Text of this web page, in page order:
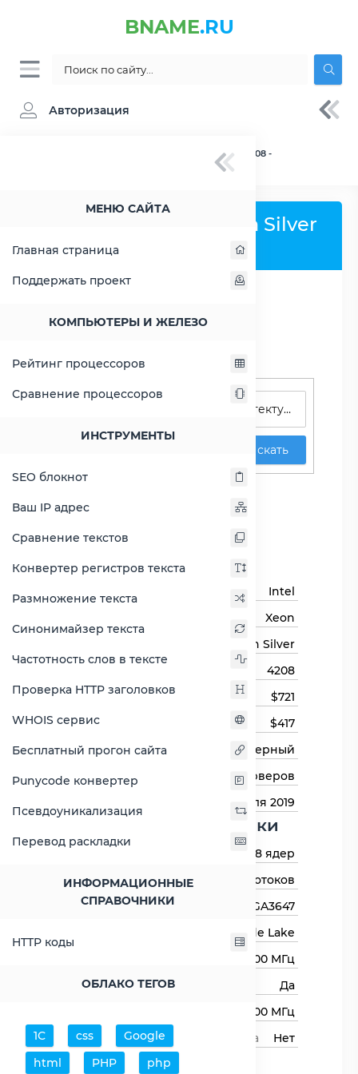
BNAME.RU
Авторизация
МЕНЮ САЙТА
Главная страница
Поддержать проект
КОМПЬЮТЕРЫ И ЖЕЛЕЗО
Рейтинг процессоров
Сравнение процессоров
ИНСТРУМЕНТЫ
SEO блокнот
Ваш IP адрес
Сравнение текстов
Конвертер регистров текста
Размножение текста
Синонимайзер текста
Частотность слов в тексте
Проверка HTTP заголовков
WHOIS сервис
Бесплатный прогон сайта
Punycode конвертер
Псевдоуникализация
Перевод раскладки
ИНФОРМАЦИОННЫЕ
СПРАВОЧНИКИ
HTTP коды
ОБЛАКО ТЕГОВ
1С css
Google
html
PHP
php
» Процессор Intel Xeon Silver 4208 -
Процессор Intel Xeon Silver
Искать
Xeon Silver 4208
Основная информация
Intel
Xeon
Xeon Silver
4208
Цена
$721
Цена на момент выхода
$417
Тип процессора
Серверный
Назначение
Для серверов
2 апреля 2019
Основные харктеристики
8 ядер
Количество потоков
16 потоков
Сокет (разъём)
LGA3647
Cascade Lake
2100 МГц
Авторазгон
Да
3200 МГц
Свободный множитель процессора
Нет
Процессор